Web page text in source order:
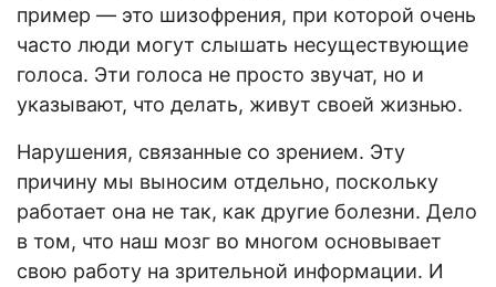
пример — это шизофрения, при которой очень
часто люди могут слышать несуществующие
голоса. Эти голоса не просто звучат, но и
указывают, что делать, живут своей жизнью.
Нарушения, связанные со зрением. Эту
причину мы выносим отдельно, поскольку
работает она не так, как другие болезни. Дело
в том, что наш мозг во многом основывает
свою работу на зрительной информации. И